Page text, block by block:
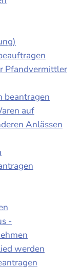
Pfandvermittler
beantragen
auf
Anlässen
-
werden